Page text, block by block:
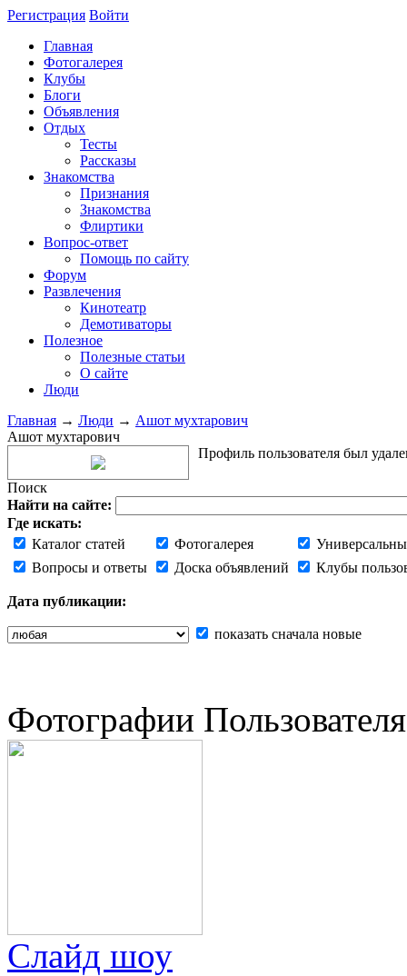
Регистрация Войти
Главная
Фотогалерея
Клубы
Блоги
Объявления
Отдых
Тесты
Рассказы
Знакомства
Признания
Знакомства
Флиртики
Вопрос-ответ
Помощь по сайту
Форум
Развлечения
Кинотеатр
Демотиваторы
Полезное
Полезные статьи
О сайте
Люди
Главная → Люди → Ашот мухтарович
Ашот мухтарович
Профиль пользователя был
Поиск
Найти на сайте:
Где искать:
Каталог статей
Фотогалерея
Вопросы и ответы
Доска объявлений Клубы
Дата публикации:
показать сначала новые
Фотографии Пользователя
Слайд шоу